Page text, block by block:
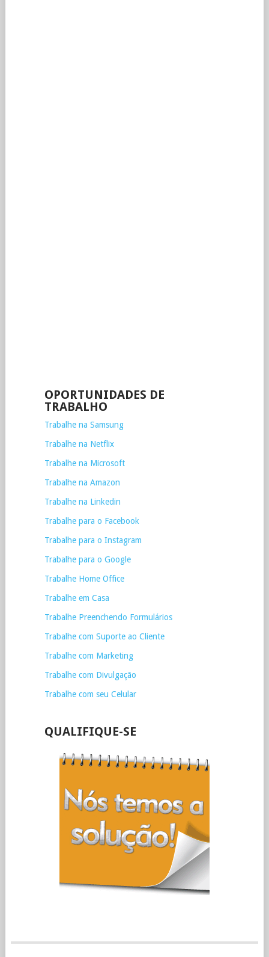
OPORTUNIDADES DE
TRABALHO
Trabalhe na Samsung
Trabalhe na Netflix
Trabalhe na Microsoft
Trabalhe na Amazon
Trabalhe na Linkedin
Trabalhe para o Facebook
Trabalhe para o Instagram
Trabalhe para o Google
Trabalhe Home Office
Trabalhe em Casa
Trabalhe Preenchendo Formulários
Trabalhe com Suporte ao Cliente
Trabalhe com Marketing
Trabalhe com Divulgação
Trabalhe com seu Celular
QUALIFIQUE-SE